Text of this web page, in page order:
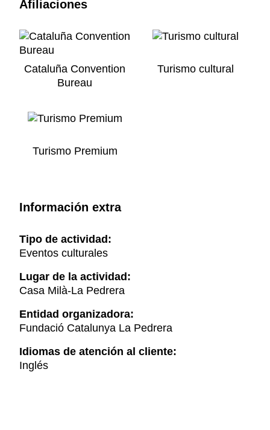
Afiliaciones
Cataluña Convention
Bureau
Turismo cultural
Turismo Premium
Información extra
Tipo de actividad:
Eventos culturales
Lugar de la actividad:
Casa Milà-La Pedrera
Entidad organizadora:
Fundació Catalunya La Pedrera
Idiomas de atención al cliente:
Inglés